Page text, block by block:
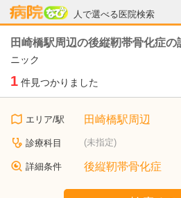
人で選べる医院検索
病院なび
田崎橋駅周辺の後縦靭帯骨化症の
ニック
1 件見つかりました
エリア/駅 田崎橋駅周辺
診療科目 (未指定)
詳細条件 後縦靭帯骨化症